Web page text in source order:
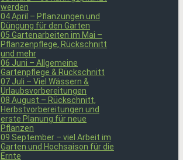
werden
04 April – Pflanzungen und
Düngung für den Garten
05 Gartenarbeiten im Mai –
Pflanzenpflege, Rückschnitt
und mehr
06 Juni – Allgemeine
Gartenpflege & Rückschnitt
07 Juli – Viel Wässern &
Urlaubsvorbereitungen
08 August – Rückschnitt,
Herbstvorbereitungen und
erste Planung für neue
Pflanzen
09 September – viel Arbeit im
Garten und Hochsaison für die
Ernte